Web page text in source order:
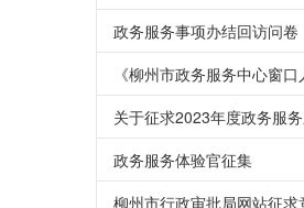
政务服务事项办结回访问卷
《柳州市政务服务中心窗
关于征求2023年度政务服
政务服务体验官征集
柳州市行政审批局网站征求